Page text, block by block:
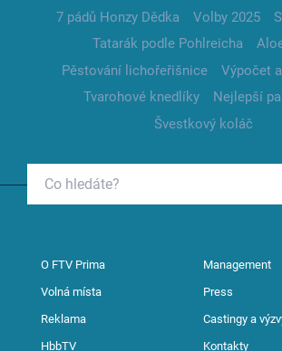
7 pádů Honzy Dědka
Volby 2025
Tatarák podle Pohlreicha
Pěstování lichořeřišnice
Výpočet
Tvarohové knedlíky
Nejlepší
Švestkový koláč
O FTV Prima Management
Volná místa Press
Reklama Castingy a
HbbTV Kontakty